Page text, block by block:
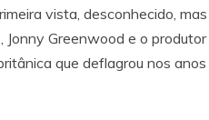
vista, desconhecido,
Jonny Greenwood e o produtor
que deflagrou nos